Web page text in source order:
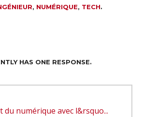
, NUMÉRIQUE, TECH.
HAS ONE RESPONSE.
du numérique avec l&rsquo...